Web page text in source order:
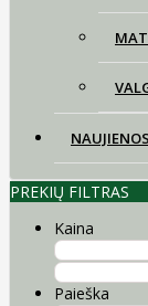
NAUJIENOS
PREKIŲ FILTRAS
Kaina
Paieška